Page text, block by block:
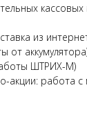
кассовых
из
от
ШТРИХ-М)
акции: работа